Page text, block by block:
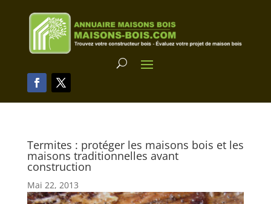
Termites : protéger les maisons bois et les
maisons traditionnelles avant
construction
Mai 22, 2013